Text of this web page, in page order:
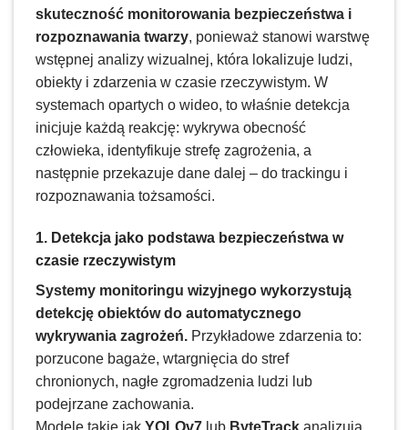
skuteczność monitorowania bezpieczeństwa i
rozpoznawania twarzy, ponieważ stanowi warstwę
wstępnej analizy wizualnej, która lokalizuje ludzi,
obiekty i zdarzenia w czasie rzeczywistym. W
systemach opartych o wideo, to właśnie detekcja
inicjuje każdą reakcję: wykrywa obecność
człowieka, identyfikuje strefę zagrożenia, a
następnie przekazuje dane dalej – do trackingu i
rozpoznawania tożsamości.
1. Detekcja jako podstawa bezpieczeństwa w
czasie rzeczywistym
Systemy monitoringu wizyjnego wykorzystują
detekcję obiektów do automatycznego
wykrywania zagrożeń. Przykładowe zdarzenia to:
porzucone bagaże, wtargnięcia do stref
chronionych, nagłe zgromadzenia ludzi lub
podejrzane zachowania.
Modele takie jakYOLOv7 lub ByteTrack analizują